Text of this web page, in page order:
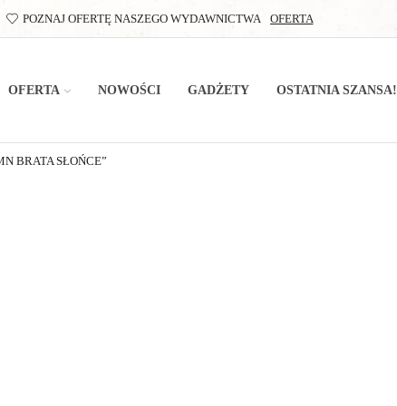
POZNAJ OFERTĘ NASZEGO WYDAWNICTWA OFERTA
OFERTA NOWOŚCI GADŻETY OSTATNIA SZANSA!
BRATA SŁOŃCE”